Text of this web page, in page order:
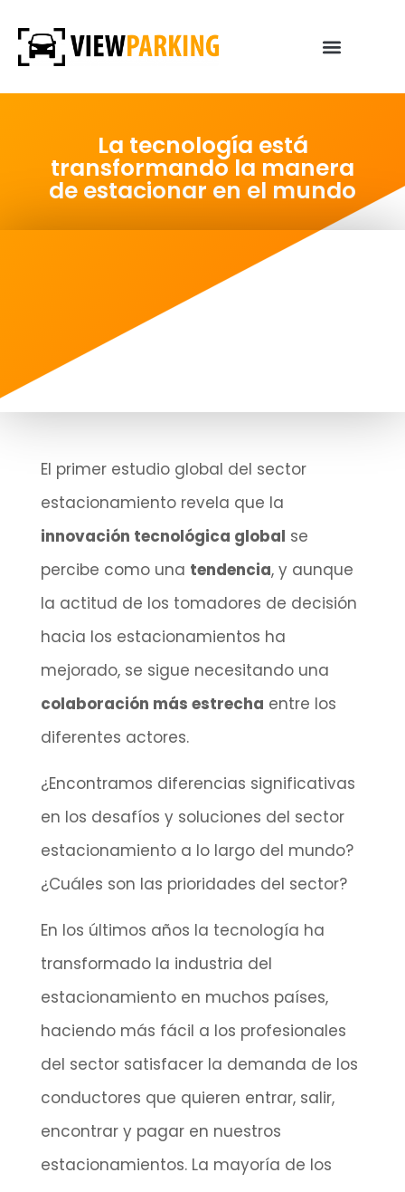
La tecnología está
transformando la manera
de estacionar en el mundo
El primer estudio global del sector
estacionamiento revela que la
innovación tecnológica global se
percibe como una tendencia, y aunque
la actitud de los tomadores de decisión
hacia los estacionamientos ha
mejorado, se sigue necesitando una
colaboración más estrecha entre los
diferentes actores.
¿Encontramos diferencias significativas
en los desafíos y soluciones del sector
estacionamiento a lo largo del mundo?
¿Cuáles son las prioridades del sector?
En los últimos años la tecnología ha
transformado la industria del
estacionamiento en muchos países,
haciendo más fácil a los profesionales
del sector satisfacer la demanda de los
conductores que quieren entrar, salir,
encontrar y pagar en nuestros
estacionamientos. La mayoría de los